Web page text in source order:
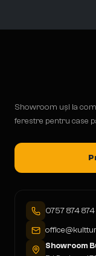
Showroom uși la
ferestre pentru case
0757 874 874
Showroom